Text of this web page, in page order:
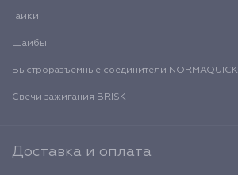
Гайки
Шайбы
Быстроразъемные соединители NORMAQUICK
Свечи зажигания BRISK
Доставка и оплата